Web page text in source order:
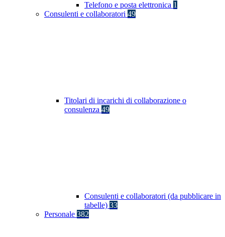
Telefono e posta elettronica 1
Consulenti e collaboratori 49
Titolari di incarichi di collaborazione o
consulenza 49
Consulenti e collaboratori (da pubblicare in
tabelle) 33
Personale 382